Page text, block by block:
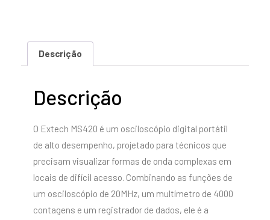
Descrição
Descrição
O Extech MS420 é um osciloscópio digital portátil
de alto desempenho, projetado para técnicos que
precisam visualizar formas de onda complexas em
locais de difícil acesso. Combinando as funções de
um osciloscópio de 20MHz, um multímetro de 4000
contagens e um registrador de dados, ele é a